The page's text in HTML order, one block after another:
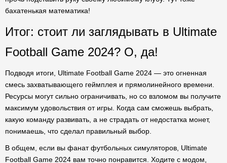
бахатенькая математика!
Итог: стоит ли заглядывать в Ultimate
Football Game 2024? О, да!
Подводя итоги, Ultimate Football Game 2024 — это огненная
смесь захватывающего геймплея и прямолинейного времени.
Ресурсы могут сильно ограничивать, но со взломом вы получите
максимум удовольствия от игры. Когда сам сможешь выбрать,
какую команду развивать, а не страдать от недостатка монет,
понимаешь, что сделал правильный выбор.
В общем, если вы фанат футбольных симуляторов, Ultimate
Football Game 2024 вам точно понравится. Ходите с модом,